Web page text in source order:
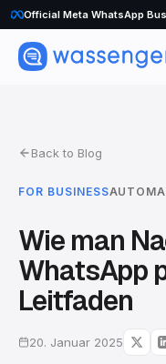
Official Meta WhatsApp
Back to Blog
FOR BUSINESS
Wie man
WhatsApp
Leitfaden
20. Januar 2025